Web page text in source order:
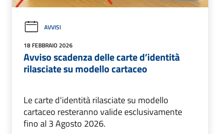
AVVISI
18 FEBBRAIO 2026
Avviso scadenza delle carte d’identità
rilasciate su modello cartaceo
Le carte d'identità rilasciate su modello
cartaceo resteranno valide esclusivamente
fino al 3 Agosto 2026.